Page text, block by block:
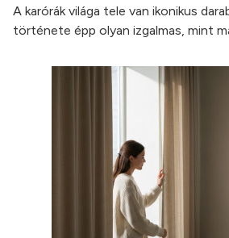
A karórák világa tele van ikonikus
története épp olyan izgalmas, mint